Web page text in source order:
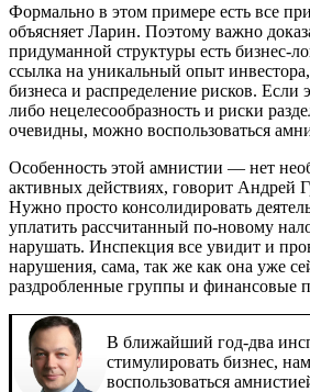
Формально в этом примере есть все
объясняет Ларин. Поэтому важно
придуманной структуры есть бизнес-
ссылка на уникальный опыт
бизнеса и распределение рисков. Если
либо нецелесообразность и риски
очевидны, можно воспользоваться
Особенность этой амнистии — нет
активных действиях, говорит Андрей
Нужно просто консолидировать
уплатить рассчитанный по-новому
нарушать. Инспекция все увидит и
нарушения, сама, так же как она уже
раздробленные группы и финансовые
В ближайший год-два
стимулировать бизнес,
воспользоваться